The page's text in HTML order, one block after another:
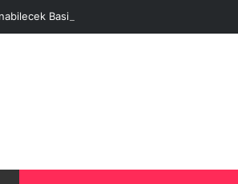
Basit Maskeler